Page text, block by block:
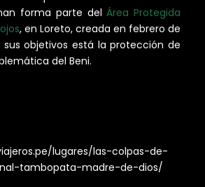
forma parte delÁrea Protegida
, en Loreto, creada en febrero de
sus objetivos está la protección de
del Beni.
lugares/las-colpas-de-
tambopata-madre-de-dios/